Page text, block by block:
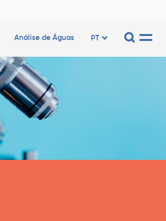
Análise de Águas PT